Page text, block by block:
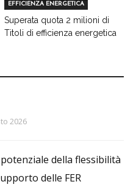
EFFICIENZA ENERGETICA
Superata quota 2 milioni di
Titoli di efficienza energetica
2026
della flessibilità
delle FER